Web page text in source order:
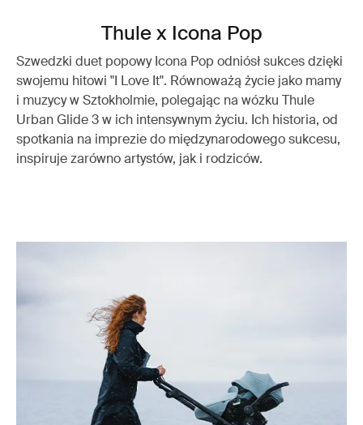
Thule x Icona Pop
Szwedzki duet popowy Icona Pop odniósł sukces dzięki
swojemu hitowi "I Love It". Równoważą życie jako mamy
i muzycy w Sztokholmie, polegając na wózku Thule
Urban Glide 3 w ich intensywnym życiu. Ich historia, od
spotkania na imprezie do międzynarodowego sukcesu,
inspiruje zarówno artystów, jak i rodziców.